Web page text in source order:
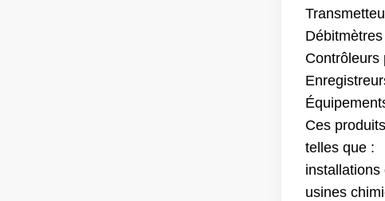
Contrôleurs
Ces
telles que :
installations
usines